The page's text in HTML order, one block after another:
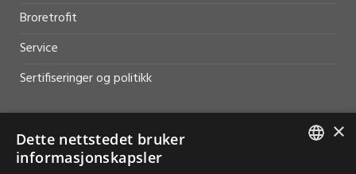
Broretrofit
Service
Sertifiseringer og politikk
HJELP OG SUPPORT
×
Dette nettstedet bruker
informasjonskapsler